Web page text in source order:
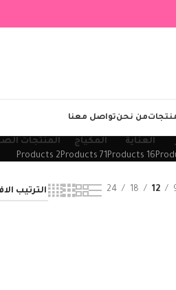
من نحنتواصل معنا
العناية
16 Products
المكياج
71 Products
المنتجات
2 Products
12
18
24